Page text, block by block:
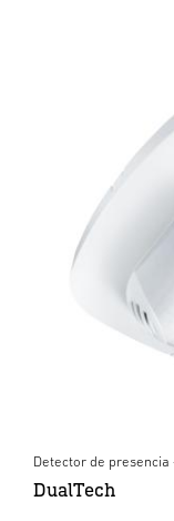
Detector de
DualTech